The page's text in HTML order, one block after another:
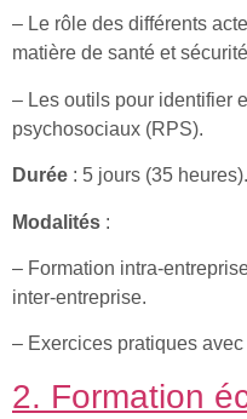
– Le rôle des différents
matière de santé et
– Les outils pour identifier
psychosociaux (RPS).
Durée : 5 jours (35 heures).
Modalités :
– Formation intra-
inter-entreprise.
– Exercices pratiques
2. Formation